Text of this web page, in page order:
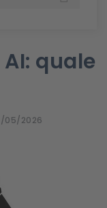
quale
05/2026